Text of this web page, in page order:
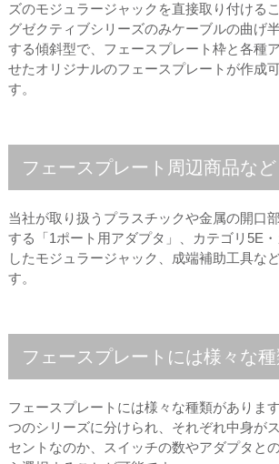
ズのモジュラージャックを直接取り付ける
グゼクティブシリーズのみケーブルの曲げ
する傾斜型で、フェースプレート枠と各種
せたオリジナルのフェースプレートが作成
す。
フェースプレート周辺商品な
当社が取り扱うプラスチックや金属の開口
する「1ポート用アダプタ」、カテゴリ5E
したモジュラージャック、成端補助工具な
す。
フェースプレートには様々な
フェースプレートには様々な種類がありま
つのシリーズに分けられ、それぞれ中身が
セントなのか、スイッチの数やアダプタと